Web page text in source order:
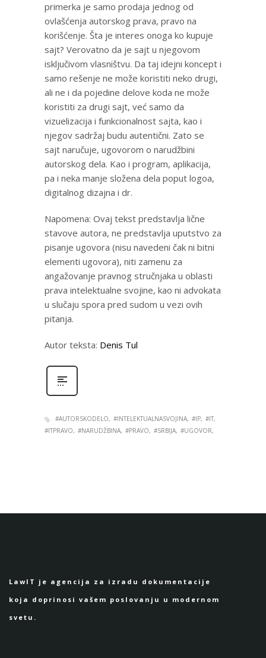
primerka je samo prodaja jednog od
ovlašćenja autorskog prava, pravo na
korišćenje. Šta je interes onoga ko kupuje
sajt? Verovatno da je sajt u njegovom
isključivom vlasništvu. Da taj idejni koncept i
samo rešenje ne može koristiti neko drugi,
ali ne i da pojedine delove koda ne može
koristiti za drugi sajt, već samo da
vizuelizacija i funkcionalnost sajta, kao i
njegov sadržaj budu autentični. Zato se
sajt naručuje, ugovorom o narudžbini
autorskog dela. Kao i program, aplikacija,
pa i neka manje složena dela poput logoa,
digitalnog dizajna i dr.
Napomena: Ovaj tekst predstavlja lične
stavove autora, ne predstavlja uputstvo za
pisanje ugovora (nisu navedeni čak ni bitni
elementi ugovora), niti zamenu za
angažovanje pravnog stručnjaka u oblasti
prava intelektualne svojine, kao ni advokata
u slučaju spora pred sudom u vezi ovih
pitanja.
Autor teksta: Denis Tul
#AUTORSKODELO #INTELEKTUALNASVOJINA #IP #IT
#ITPRAVO
#NARUDŽBINA #PRAVO #SRBIJA #UGOVOR
LawIT je agencija za izradu dokumentacije
koja doprinosi vašem poslovanju u modernom
svetu.